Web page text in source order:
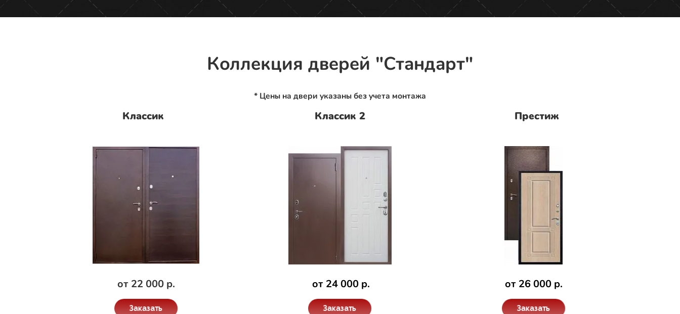
Коллекция дверей "Стандарт"
* Цены на двери указаны без учета монтажа
Классик Классик 2 Престиж
от 22 000 р.
Заказать
от 24 000 р.
Заказать
от 26 000 р.
Заказать